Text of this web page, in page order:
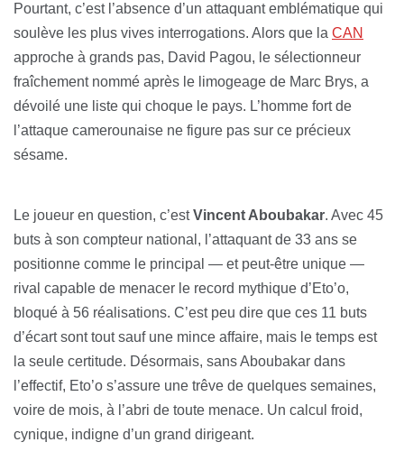
Pourtant, c’est l’absence d’un attaquant emblématique qui
soulève les plus vives interrogations. Alors que la CAN
approche à grands pas, David Pagou, le sélectionneur
fraîchement nommé après le limogeage de Marc Brys, a
dévoilé une liste qui choque le pays. L’homme fort de
l’attaque camerounaise ne figure pas sur ce précieux
sésame.
Le joueur en question, c’estVincent Aboubakar. Avec 45
buts à son compteur national, l’attaquant de 33 ans se
positionne comme le principal — et peut-être unique —
rival capable de menacer le record mythique d’Eto’o,
bloqué à 56 réalisations. C’est peu dire que ces 11 buts
d’écart sont tout sauf une mince affaire, mais le temps est
la seule certitude. Désormais, sans Aboubakar dans
l’effectif, Eto’o s’assure une trêve de quelques semaines,
voire de mois, à l’abri de toute menace. Un calcul froid,
cynique, indigne d’un grand dirigeant.